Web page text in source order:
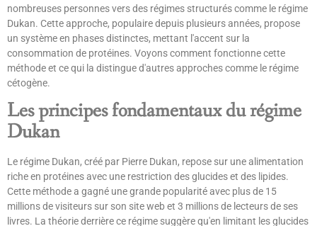
nombreuses personnes vers des régimes structurés comme le régime
Dukan. Cette approche, populaire depuis plusieurs années, propose
un système en phases distinctes, mettant l'accent sur la
consommation de protéines. Voyons comment fonctionne cette
méthode et ce qui la distingue d'autres approches comme le régime
cétogène.
Les principes fondamentaux du régime
Dukan
Le régime Dukan, créé par Pierre Dukan, repose sur une alimentation
riche en protéines avec une restriction des glucides et des lipides.
Cette méthode a gagné une grande popularité avec plus de 15
millions de visiteurs sur son site web et 3 millions de lecteurs de ses
livres. La théorie derrière ce régime suggère qu'en limitant les glucides